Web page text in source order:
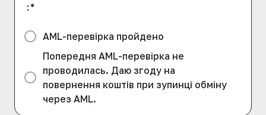
: *
AML-перевірка пройдено
Попередня AML-перевірка не
проводилась. Даю згоду на
повернення коштів при зупинці обміну
через AML.